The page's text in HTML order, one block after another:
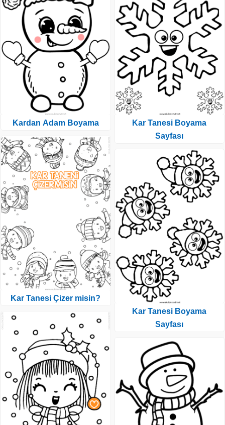
Kardan Adam Boyama
Kar Tanesi Çizer misin?
Kar Tanesi Boyama
Sayfası
Kar Tanesi Boyama
Sayfası